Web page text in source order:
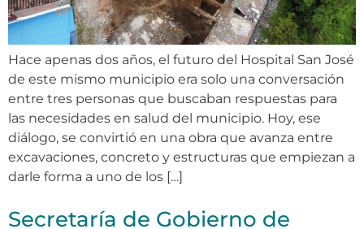
Hace apenas dos años, el futuro del Hospital San José
de este mismo municipio era solo una conversación
entre tres personas que buscaban respuestas para
las necesidades en salud del municipio. Hoy, ese
diálogo, se convirtió en una obra que avanza entre
excavaciones, concreto y estructuras que empiezan a
darle forma a uno de los […]
Secretaría de Gobierno de